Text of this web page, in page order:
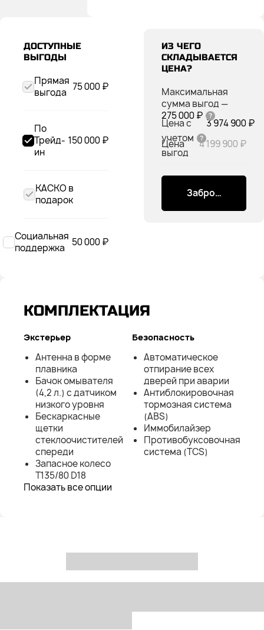
ДОСТУПНЫЕ
ВЫГОДЫ
75 000 ₽
Прямая
выгода
150 000 ₽
По
Трейд-
ин
КАСКО в
подарок
50 000 ₽
Социальная
поддержка
ИЗ ЧЕГО
СКЛАДЫВАЕТСЯ
ЦЕНА?
Максимальная
сумма выгод —
275 000 ₽
Цена с
учетом
выгод
3 974 900 ₽
Цена
4 199 900 ₽
Забронировать
КОМПЛЕКТАЦИЯ
Экстерьер
Антенна в форме
плавника
Бачок омывателя
(4,2 л.) с датчиком
низкого уровня
Бескаркасные
щетки
стеклоочистителей
спереди
Запасное колесо
T135/80 D18
Безопасность
Автоматическое
отпирание всех
дверей при аварии
Антиблокировочная
тормозная система
(ABS)
Иммобилайзер
Противобуксовочная
система (TCS)
Показать все опции